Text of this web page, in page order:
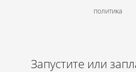
политика
Запустите или